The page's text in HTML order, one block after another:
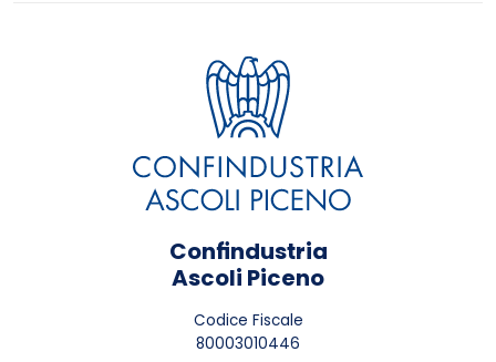
Confindustria
Ascoli Piceno
Codice Fiscale
80003010446